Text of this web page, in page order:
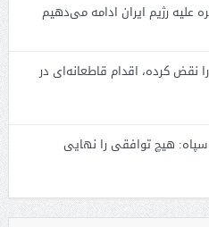
علیه رژیم ایران ادامه می‌دهیم
نقض کرده، اقدام قاطعانه‌ای در
سپاه: هیچ توافقی را نهایی